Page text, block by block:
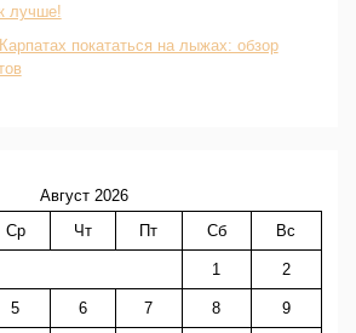
лучше!
покататься на лыжах: обзор
Август 2026
Ср Чт Пт Сб Вс
1 2
5 6 7 8 9